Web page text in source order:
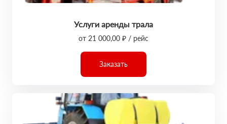
Услуги аренды трала
от 21 000,00 ₽ / рейс
Заказать